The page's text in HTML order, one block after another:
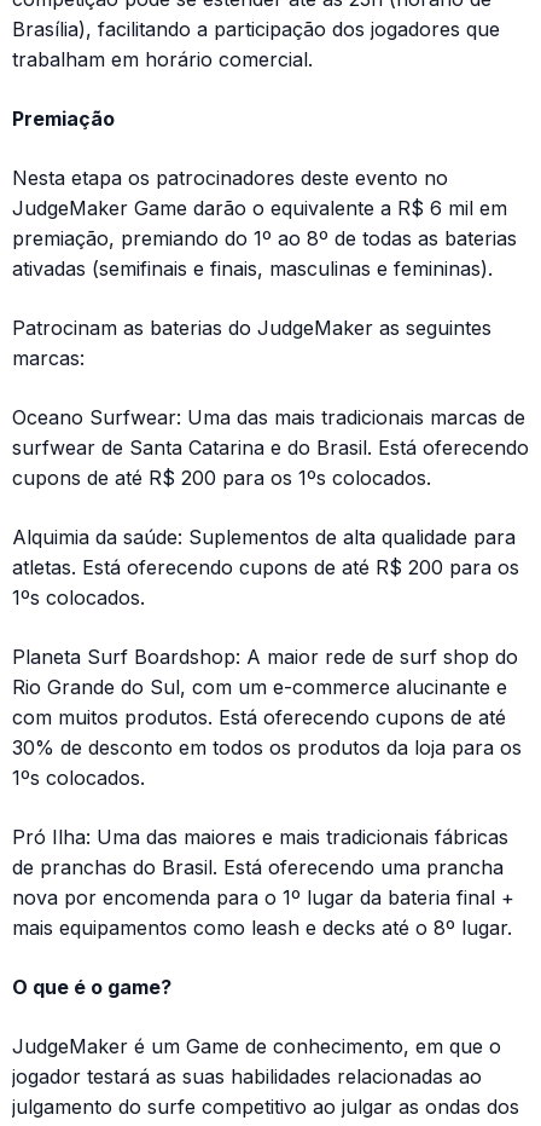
Brasília), facilitando a participação dos jogadores que
trabalham em horário comercial.
Premiação
Nesta etapa os patrocinadores deste evento no
JudgeMaker Game darão o equivalente a R$ 6 mil em
premiação, premiando do 1º ao 8º de todas as baterias
ativadas (semifinais e finais, masculinas e femininas).
Patrocinam as baterias do JudgeMaker as seguintes
marcas:
Oceano Surfwear: Uma das mais tradicionais marcas de
surfwear de Santa Catarina e do Brasil. Está oferecendo
cupons de até R$ 200 para os 1ºs colocados.
Alquimia da saúde: Suplementos de alta qualidade para
atletas. Está oferecendo cupons de até R$ 200 para os
1ºs colocados.
Planeta Surf Boardshop: A maior rede de surf shop do
Rio Grande do Sul, com um e-commerce alucinante e
com muitos produtos. Está oferecendo cupons de até
30% de desconto em todos os produtos da loja para os
1ºs colocados.
Pró Ilha: Uma das maiores e mais tradicionais fábricas
de pranchas do Brasil. Está oferecendo uma prancha
nova por encomenda para o 1º lugar da bateria final +
mais equipamentos como leash e decks até o 8º lugar.
O que é o game?
JudgeMaker é um Game de conhecimento, em que o
jogador testará as suas habilidades relacionadas ao
julgamento do surfe competitivo ao julgar as ondas dos